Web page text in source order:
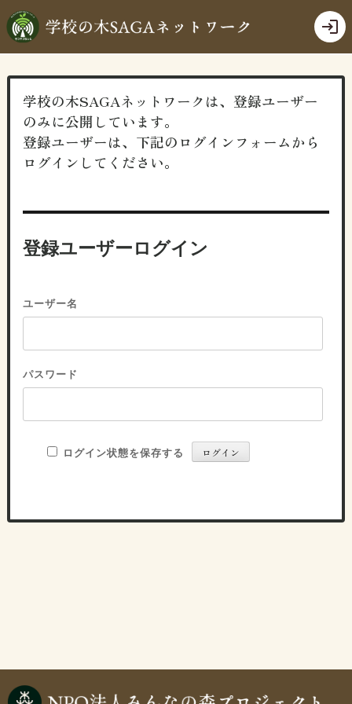
login
学校の木SAGAネットワークは、登録ユーザー
のみに公開しています。
登録ユーザーは、下記のログインフォームから
ログインしてください。
登録ユーザーログイン
ユーザー名
パスワード
ログイン状態を保存する